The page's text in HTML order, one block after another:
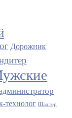
Дорожник
технолог Шахтёр